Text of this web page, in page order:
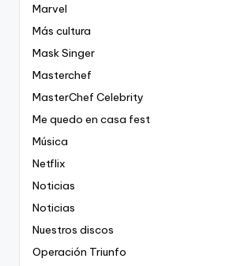
Marvel
Más cultura
Mask Singer
Masterchef
MasterChef Celebrity
Me quedo en casa fest
Música
Netflix
Noticias
Noticias
Nuestros discos
Operación Triunfo